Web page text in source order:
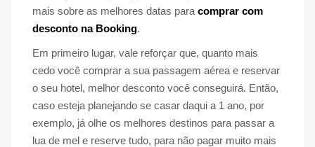
mais sobre as melhores datas para comprar com
desconto na Booking.
Em primeiro lugar, vale reforçar que, quanto mais
cedo você comprar a sua passagem aérea e reservar
o seu hotel, melhor desconto você conseguirá. Então,
caso esteja planejando se casar daqui a 1 ano, por
exemplo, já olhe os melhores destinos para passar a
lua de mel e reserve tudo, para não pagar muito mais